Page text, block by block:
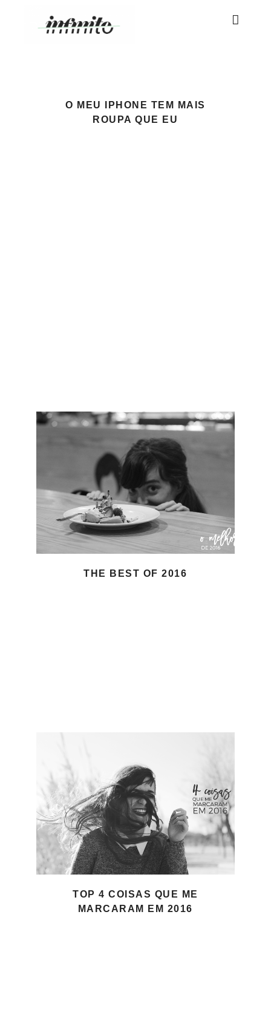
O MEU IPHONE TEM MAIS
ROUPA QUE EU
THE BEST OF 2016
TOP 4 COISAS QUE ME
MARCARAM EM 2016